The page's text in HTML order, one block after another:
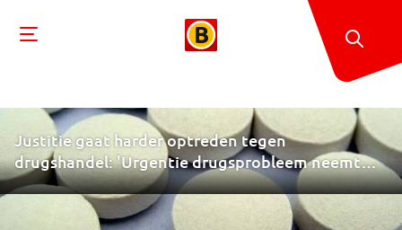
Justitie gaat harder optreden tegen
drugshandel: 'Urgentie drugsprobleem neemt
toe'